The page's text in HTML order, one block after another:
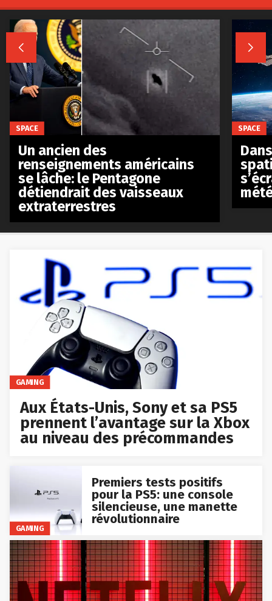
GAMING
Aux États-Unis, Sony et sa PS5
prennent l’avantage sur la Xbox
au niveau des précommandes
GAMING
Premiers tests positifs
pour la PS5: une console
silencieuse, une manette
révolutionnaire
 
SPACE
Un ancien des
renseignements américains
se lâche: le Pentagone
détiendrait des vaisseaux
extraterrestres
SPACE